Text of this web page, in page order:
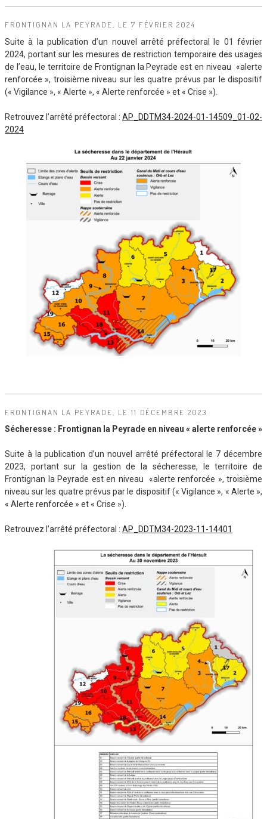
FRONTIGNAN LA PEYRADE, LE 7 FÉVRIER 2024
Suite à la publication d’un nouvel arrêté préfectoral le 01 février
2024, portant sur les mesures de restriction temporaire des usages
de l’eau, le territoire de Frontignan la Peyrade est en niveau «alerte
renforcée », troisième niveau sur les quatre prévus par le dispositif
(« Vigilance », « Alerte », « Alerte renforcée » et « Crise »).
Retrouvez l’arrêté préfectoral : AP_DDTM34-2024-01-14509_01-02-
2024
FRONTIGNAN LA PEYRADE, LE 11 DÉCEMBRE 2023
Sécheresse : Frontignan la Peyrade en niveau « alerte renforcée »
Suite à la publication d’un nouvel arrêté préfectoral le 7 décembre
2023, portant sur la gestion de la sécheresse, le territoire de
Frontignan la Peyrade est en niveau «alerte renforcée », troisième
niveau sur les quatre prévus par le dispositif (« Vigilance », « Alerte »,
« Alerte renforcée » et « Crise »).
Retrouvez l’arrêté préfectoral : AP_DDTM34-2023-11-14401